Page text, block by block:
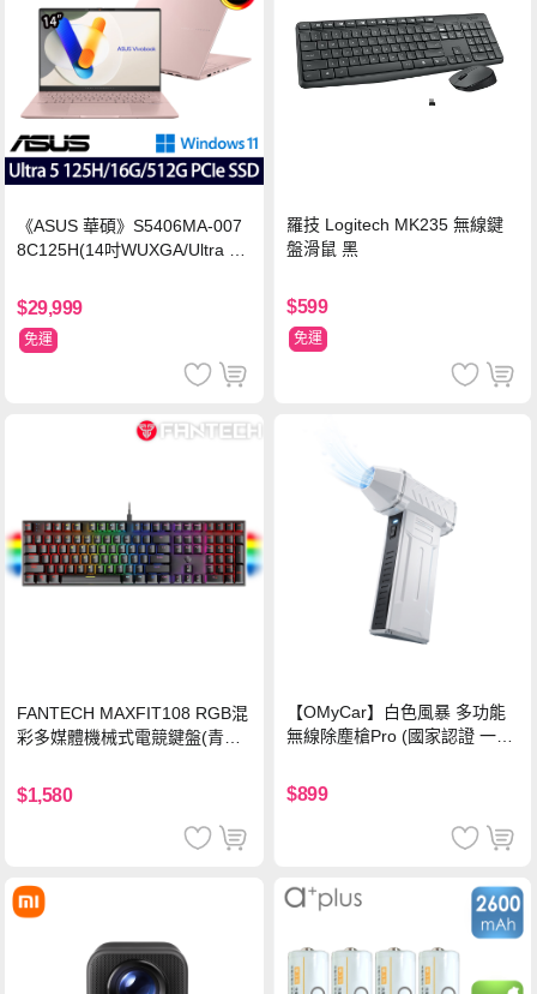
《ASUS 華碩》S5406MA-007
8C125H(14吋WUXGA/Ultra 5
n11/二年保)
$29,999
免運
羅技 Logitech MK235 無線鍵
盤滑鼠 黑
$599
免運
FANTECH MAXFIT108 RGB混
彩多媒體機械式電競鍵盤(青軸)
$1,580
【OMyCar】白色風暴 多功能
無線除塵槍Pro (國家認證 一年
手持強力風槍 暴力吹風
$899